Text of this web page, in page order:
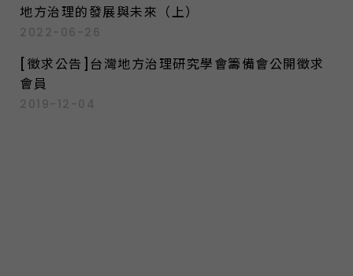
地方治理的發展與未來（上）
2022-06-26
[徵求公告]台灣地方治理研究學會籌備會公開徵求
會員
2019-12-04